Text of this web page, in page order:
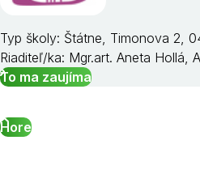
Typ školy: Štátne, Timonova 2,
Riaditeľ/ka: Mgr.art. Aneta Hollá,
To ma zaujíma
Hore